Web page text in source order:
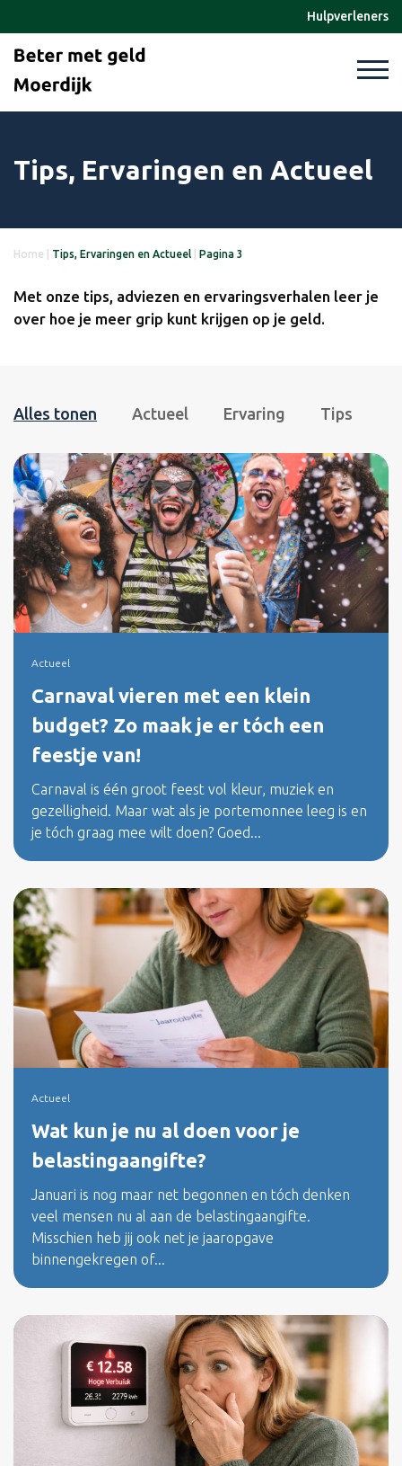
Hulpverleners
Tips, Ervaringen en Actueel
Home Tips, Ervaringen en Actueel Pagina 3
Met onze tips, adviezen en ervaringsverhalen leer je
over hoe je meer grip kunt krijgen op je geld.
Alles tonen Actueel Ervaring Tips
Actueel
Carnaval vieren met een klein
budget? Zo maak je er tóch een
feestje van!
Carnaval is één groot feest vol kleur, muziek en
gezelligheid. Maar wat als je portemonnee leeg is en
je tóch graag mee wilt doen? Goed...
Actueel
Wat kun je nu al doen voor je
belastingaangifte?
Januari is nog maar net begonnen en tóch denken
veel mensen nu al aan de belastingaangifte.
Misschien heb jij ook net je jaaropgave
binnengekregen of...